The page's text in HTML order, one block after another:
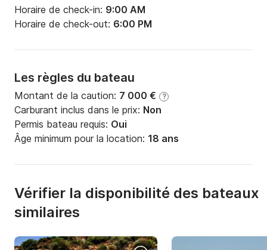
Horaire de check-in: 9:00 AM
Horaire de check-out: 6:00 PM
Les règles du bateau
Montant de la caution: 7 000 € ?
Carburant inclus dans le prix: Non
Permis bateau requis: Oui
Âge minimum pour la location: 18 ans
Vérifier la disponibilité des bateaux
similaires